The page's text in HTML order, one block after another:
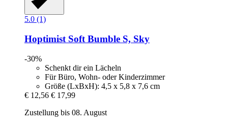
5.0 (1)
Hoptimist Soft Bumble S, Sky
-30%
Schenkt dir ein Lächeln
Für Büro, Wohn- oder Kinderzimmer
Größe (LxBxH): 4,5 x 5,8 x 7,6 cm
€ 12,56 € 17,99
Zustellung bis 08. August